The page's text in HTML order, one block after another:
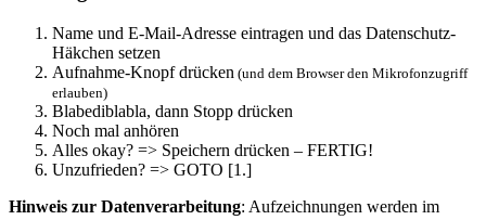
Name und E-Mail-Adresse eintragen und das Datenschutz-
Häkchen setzen
Aufnahme-Knopf drücken (und dem Browser den Mikrofonzugriff
erlauben)
Blabediblabla, dann Stopp drücken
Noch mal anhören
Alles okay? => Speichern drücken – FERTIG!
Unzufrieden? => GOTO [1.]
Hinweis zur Datenverarbeitung: Aufzeichnungen werden im